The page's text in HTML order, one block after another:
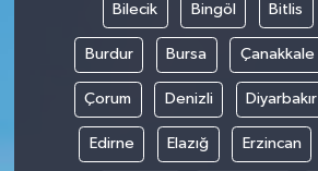
Bilecik Bingöl Bitlis
Burdur Bursa Çanakkale
Çorum Denizli Diyarbakır
Edirne Elazığ Erzincan